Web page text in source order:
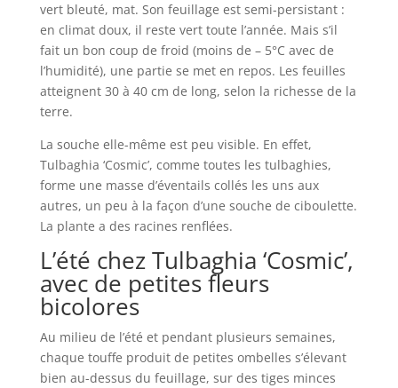
vert bleuté, mat. Son feuillage est semi-persistant :
en climat doux, il reste vert toute l’année. Mais s’il
fait un bon coup de froid (moins de – 5°C avec de
l’humidité), une partie se met en repos. Les feuilles
atteignent 30 à 40 cm de long, selon la richesse de la
terre.
La souche elle-même est peu visible. En effet,
Tulbaghia ‘Cosmic’, comme toutes les tulbaghies,
forme une masse d’éventails collés les uns aux
autres, un peu à la façon d’une souche de ciboulette.
La plante a des racines renflées.
L’été chez Tulbaghia ‘Cosmic’,
avec de petites fleurs
bicolores
Au milieu de l’été et pendant plusieurs semaines,
chaque touffe produit de petites ombelles s’élevant
bien au-dessus du feuillage, sur des tiges minces